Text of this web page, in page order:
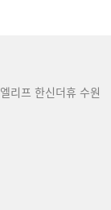
엘리프 한신더휴 수원